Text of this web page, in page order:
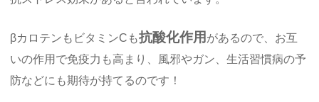
βカロテンもビタミンCも抗酸化作用 があるので、お互
いの作用で免疫力も高まり、風邪やガン、生活習慣病の予
防などにも期待が持てるのです！